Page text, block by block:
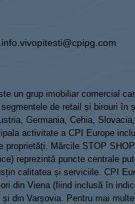
un grup imobiliar comercial
de retail și birouri în
Germania, Cehia,
activitate a CPI Europe
proprietăți. Mărcile STOP
reprezintă puncte centrale
calitatea și serviciile. CPI
din Viena (fiind inclusă în
și din Varșovia. Pentru mai